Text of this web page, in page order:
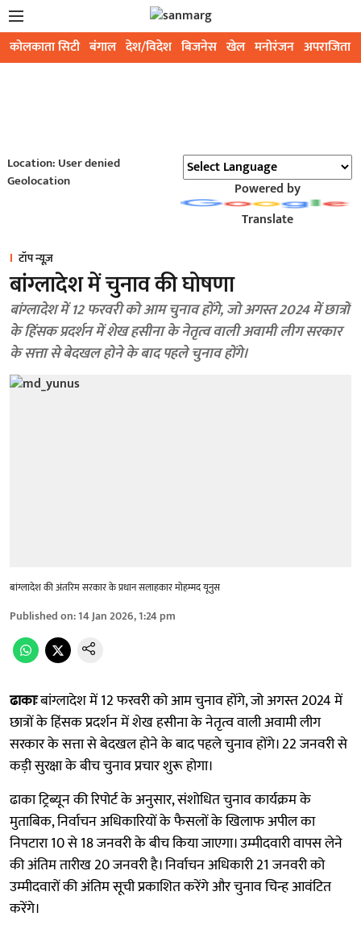
कोलकाता सिटी बंगाल देश/विदेश बिजनेस खेल मनोरंजन अपराजिता
Location: User denied
Geolocation
Powered by
Translate
टॉप न्यूज़
बांग्लादेश में चुनाव की घोषणा
बांग्लादेश में 12 फरवरी को आम चुनाव होंगे, जो अगस्त 2024 में छात्रों
के हिंसक प्रदर्शन में शेख हसीना के नेतृत्व वाली अवामी लीग सरकार
के सत्ता से बेदखल होने के बाद पहले चुनाव होंगे।
बांग्लादेश की अंतरिम सरकार के प्रधान सलाहकार मोहम्मद यूनुस
Published on:14 Jan 2026, 1:24 pm
ढाकाःबांग्लादेश में 12 फरवरी को आम चुनाव होंगे, जो अगस्त 2024 में
छात्रों के हिंसक प्रदर्शन में शेख हसीना के नेतृत्व वाली अवामी लीग
सरकार के सत्ता से बेदखल होने के बाद पहले चुनाव होंगे। 22 जनवरी से
कड़ी सुरक्षा के बीच चुनाव प्रचार शुरू होगा।
ढाका ट्रिब्यून की रिपोर्ट के अनुसार, संशोधित चुनाव कार्यक्रम के
मुताबिक, निर्वाचन अधिकारियों के फैसलों के खिलाफ अपील का
निपटारा 10 से 18 जनवरी के बीच किया जाएगा। उम्मीदवारी वापस लेने
की अंतिम तारीख 20 जनवरी है। निर्वाचन अधिकारी 21 जनवरी को
उम्मीदवारों की अंतिम सूची प्रकाशित करेंगे और चुनाव चिन्ह आवंटित
करेंगे।